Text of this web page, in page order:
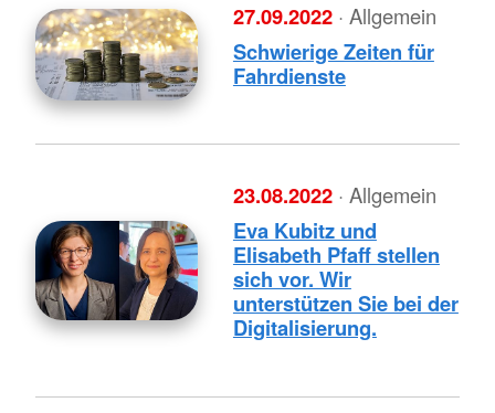
27.09.2022 · Allgemein
Schwierige Zeiten für
Fahrdienste
23.08.2022 · Allgemein
Eva Kubitz und
Elisabeth Pfaff stellen
sich vor. Wir
unterstützen Sie bei der
Digitalisierung.